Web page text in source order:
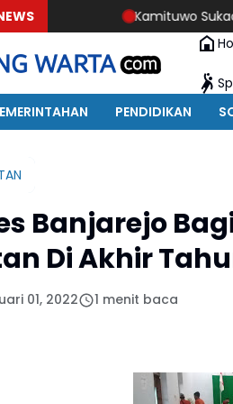
Kamituwo Sukadi: Saluran
PENDIDIKAN
Banjarejo
Di Akhir
01, 2022 1 menit baca